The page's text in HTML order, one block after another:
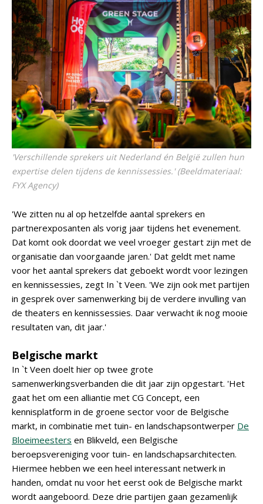
'Verschillende sprekers uit Nederland én België zullen hun
expertise delen tijdens de kennissessies.' (Beeldmateriaal:
FYX Agency)
'We zitten nu al op hetzelfde aantal sprekers en
partnerexposanten als vorig jaar tijdens het evenement.
Dat komt ook doordat we veel vroeger gestart zijn met de
organisatie dan voorgaande jaren.' Dat geldt met name
voor het aantal sprekers dat geboekt wordt voor lezingen
en kennissessies, zegt In `t Veen. 'We zijn ook met partijen
in gesprek over samenwerking bij de verdere invulling van
de theaters en kennissessies. Daar verwacht ik nog mooie
resultaten van, dit jaar.'
Belgische markt
In `t Veen doelt hier op twee grote
samenwerkingsverbanden die dit jaar zijn opgestart. 'Het
gaat het om een alliantie met CG Concept, een
kennisplatform in de groene sector voor de Belgische
markt, in combinatie met tuin- en landschapsontwerper De
Bloeimeesters en Blikveld, een Belgische
beroepsvereniging voor tuin- en landschapsarchitecten.
Hiermee hebben we een heel interessant netwerk in
handen, omdat nu voor het eerst ook de Belgische markt
wordt aangeboord. Deze drie partijen gaan gezamenlijk